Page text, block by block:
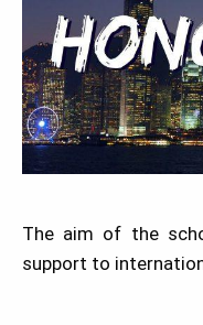
The aim of the
support to